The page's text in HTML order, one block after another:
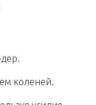
коленей.